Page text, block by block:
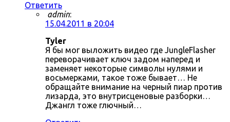
Ответить
admin:
15.04.2011 в 20:04
Tyler
Я бы мог выложить видео где JungleFlasher
переворачивает ключ задом наперед и
заменяет некоторые символы нулями и
восьмерками, такое тоже бывает… Не
обращайте внимание на черный пиар против
лизарда, это внутрисценовые разборки…
Джангл тоже глючный…